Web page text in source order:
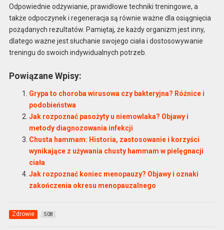
Odpowiednie odżywianie, prawidłowe techniki treningowe, a
także odpoczynek i regeneracja są równie ważne dla osiągnięcia
pożądanych rezultatów. Pamiętaj, że każdy organizm jest inny,
dlatego ważne jest słuchanie swojego ciała i dostosowywanie
treningu do swoich indywidualnych potrzeb.
Powiązane Wpisy:
Grypa to choroba wirusowa czy bakteryjna? Różnice i
podobieństwa
Jak rozpoznać pasożyty u niemowlaka? Objawy i
metody diagnozowania infekcji
Chusta hammam: Historia, zastosowanie i korzyści
wynikające z używania chusty hammam w pielęgnacji
ciała
Jak rozpoznać koniec menopauzy? Objawy i oznaki
zakończenia okresu menopauzalnego
Zdrowie 508